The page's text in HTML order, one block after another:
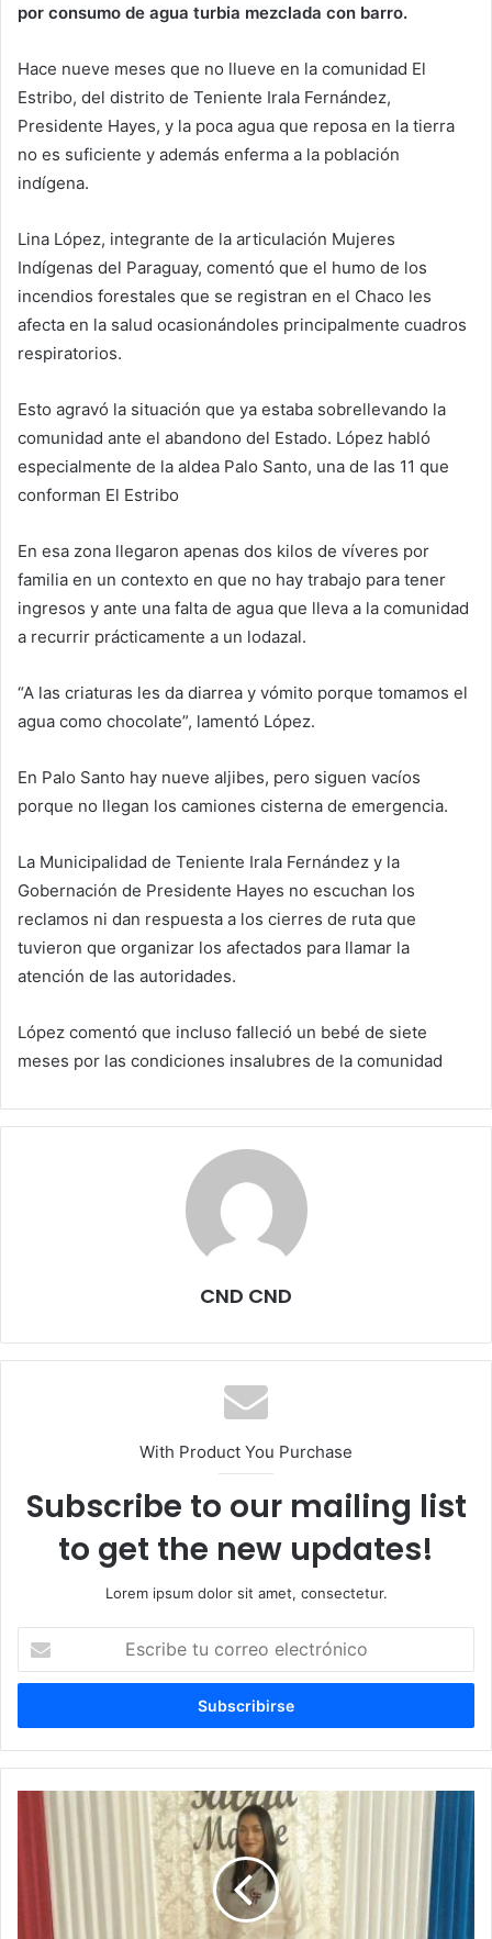
por consumo de agua turbia mezclada con barro.
Hace nueve meses que no llueve en la comunidad El
Estribo, del distrito de Teniente Irala Fernández,
Presidente Hayes, y la poca agua que reposa en la tierra
no es suficiente y además enferma a la población
indígena.
Lina López, integrante de la articulación Mujeres
Indígenas del Paraguay, comentó que el humo de los
incendios forestales que se registran en el Chaco les
afecta en la salud ocasionándoles principalmente cuadros
respiratorios.
Esto agravó la situación que ya estaba sobrellevando la
comunidad ante el abandono del Estado. López habló
especialmente de la aldea Palo Santo, una de las 11 que
conforman El Estribo
En esa zona llegaron apenas dos kilos de víveres por
familia en un contexto en que no hay trabajo para tener
ingresos y ante una falta de agua que lleva a la comunidad
a recurrir prácticamente a un lodazal.
“A las criaturas les da diarrea y vómito porque tomamos el
agua como chocolate”, lamentó López.
En Palo Santo hay nueve aljibes, pero siguen vacíos
porque no llegan los camiones cisterna de emergencia.
La Municipalidad de Teniente Irala Fernández y la
Gobernación de Presidente Hayes no escuchan los
reclamos ni dan respuesta a los cierres de ruta que
tuvieron que organizar los afectados para llamar la
atención de las autoridades.
López comentó que incluso falleció un bebé de siete
meses por las condiciones insalubres de la comunidad
CND CND
With Product You Purchase
Subscribe to our mailing list
to get the new updates!
Lorem ipsum dolor sit amet, consectetur.
correo